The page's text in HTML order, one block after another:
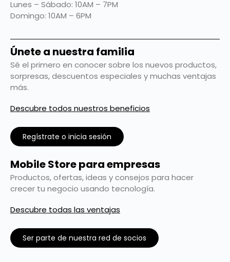
Lunes – Sábado: 10AM – 7PM
Domingo: 10AM – 6PM
Únete a nuestra familia
Sé el primero en conocer sobre los nuevos productos,
sorpresas, descuentos especiales y muchas ventajas
más.
Descubre todos nuestros beneficios
Regístrate o inicia sesión
Mobile Store para empresas
Productos, ofertas, ideas y consejos para hacer
crecer tu negocio usando tecnología.
Descubre todas las ventajas
Ser parte de nuestra red de socios